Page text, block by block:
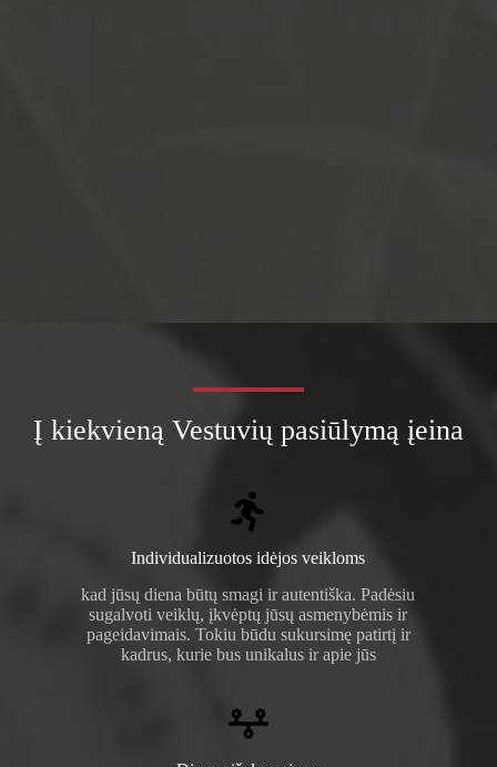
Į kiekvieną Vestuvių pasiūlymą įeina
Individualizuotos idėjos veikloms
kad jūsų diena būtų smagi ir autentiška. Padėsiu
sugalvoti veiklų, įkvėptų jūsų asmenybėmis ir
pageidavimais. Tokiu būdu sukursimę patirtį ir
kadrus, kurie bus unikalus ir apie jūs